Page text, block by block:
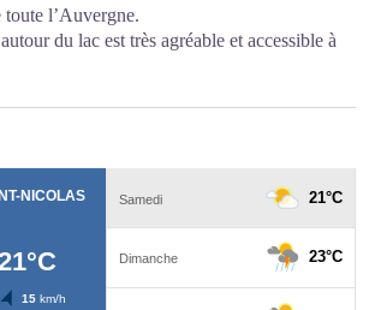
toute l’Auvergne.
du lac est très agréable et accessible à